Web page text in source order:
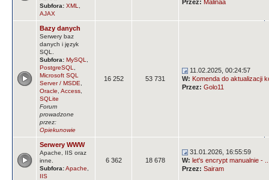
Subfora: XML
AJAX
Przez: Malinaa
Bazy danych
Serwery baz
danych i język
SQL.
Subfora: MySQL
PostgreSQL
Microsoft SQL
Server / MSDE
Oracle Access
SQLite
Forum
prowadzone
przez:
Opiekunowie
16 252 53 731
11.02.2025, 00:24:57
W: Komenda do aktualizacji
Przez: Golo11
Serwery WWW
Apache, IIS oraz
inne.
Subfora:Apache
IIS
6 362 18 678
31.01.2026, 16:55:59
W: let's encrypt manualnie -
Przez: Sairam